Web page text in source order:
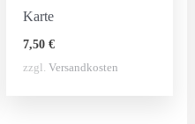
Karte
7,50€
zzgl.Versandkosten